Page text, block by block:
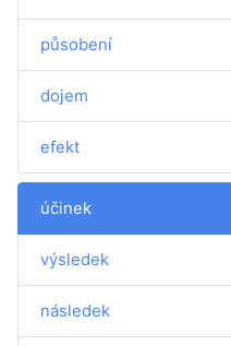
působení
dojem
efekt
účinek
výsledek
následek